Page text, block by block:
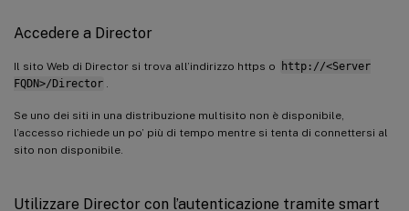
Accedere a Director
Il sito Web di Director si trova all’indirizzo https o
http://<Server
FQDN>/Director
Se uno dei siti in una distribuzione multisito non è disponibile,
l’accesso richiede un po’ più di tempo mentre si tenta di connettersi al
sito non disponibile.
Utilizzare Director con l’autenticazione tramite smart